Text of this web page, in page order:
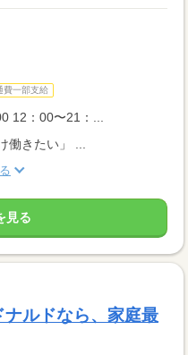
費一部支給
12：00〜21：...
働きたい」 ...
見る
ナルドなら、家庭最